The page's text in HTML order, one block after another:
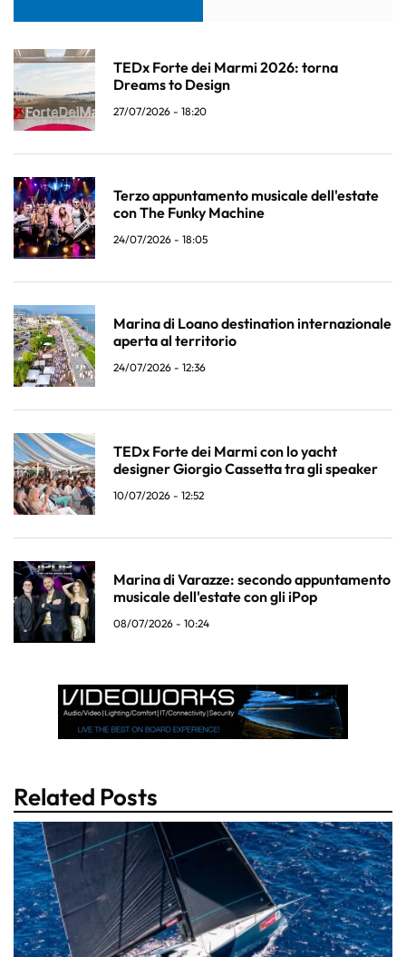
TEDx Forte dei Marmi 2026: torna
Dreams to Design
27/07/2026 - 18:20
Terzo appuntamento musicale dell'estate
con The Funky Machine
24/07/2026 - 18:05
Marina di Loano destination internazionale
aperta al territorio
24/07/2026 - 12:36
TEDx Forte dei Marmi con lo yacht
designer Giorgio Cassetta tra gli speaker
10/07/2026 - 12:52
Marina di Varazze: secondo appuntamento
musicale dell'estate con gli iPop
08/07/2026 - 10:24
Related Posts